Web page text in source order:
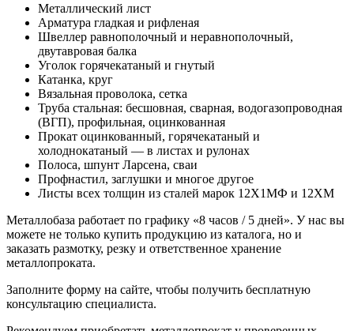
Металлический лист
Арматура гладкая и рифленая
Швеллер равнополочный и неравнополочный,
двутавровая балка
Уголок горячекатаный и гнутый
Катанка, круг
Вязальная проволока, сетка
Труба стальная: бесшовная, сварная, водогазопроводная
(ВГП), профильная, оцинкованная
Прокат оцинкованный, горячекатаный и
холоднокатаный — в листах и рулонах
Полоса, шпунт Ларсена, сваи
Профнастил, заглушки и многое другое
Листы всех толщин из сталей марок 12Х1МФ и 12ХМ
Металлобаза работает по графику «8 часов / 5 дней». У нас вы
можете не только купить продукцию из каталога, но и
заказать размотку, резку и ответственное хранение
металлопроката.
Заполните форму на сайте, чтобы получить бесплатную
консультацию специалиста.